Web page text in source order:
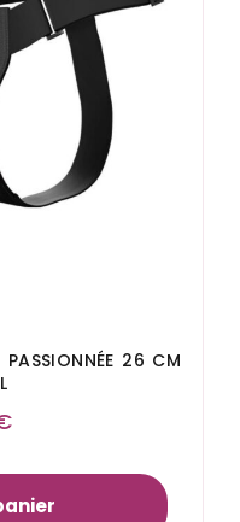
26 CM